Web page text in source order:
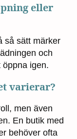
eller
så sätt märker
och
öppna igen.
varierar?
men även
En butik med
behöver ofta